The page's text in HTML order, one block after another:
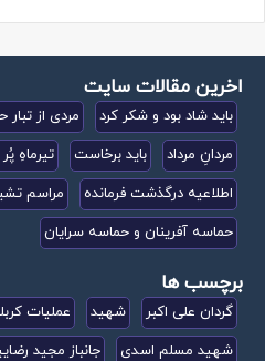
اخرین مقالات سایت
باید شاد بود و شکر کرد مردی از
مردانِ مرداد
باید برخاست
تیرماهِ
اطلاعیه درگذشت فرمانده
مراسم
حماسه آفرینان و حماسه سرایان
برچسب ها
گردان علی اکبر شهید عملیات
شهید مسلم اسدی
جانباز مجید